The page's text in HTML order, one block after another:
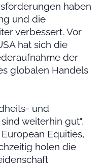
haben
und die
verbessert. Vor
hat sich die
der
globalen Handels
und
weiterhin gut",
Equities,
holen die